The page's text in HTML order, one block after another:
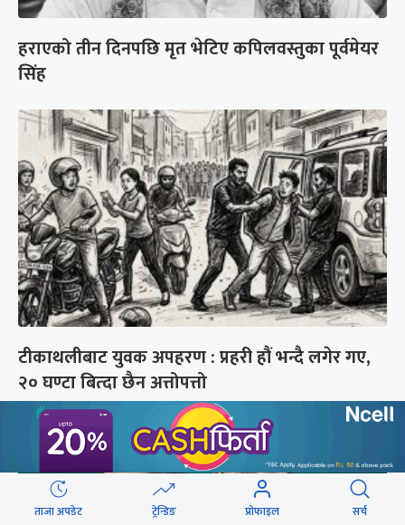
हराएको तीन दिनपछि मृत भेटिए कपिलवस्तुका पूर्वमेयर
सिंह
टीकाथलीबाट युवक अपहरण : प्रहरी हौं भन्दै लगेर गए,
२० घण्टा बित्दा छैन अत्तोपत्तो
ताजा अपडेट ट्रेन्डिङ प्रोफाइल सर्च